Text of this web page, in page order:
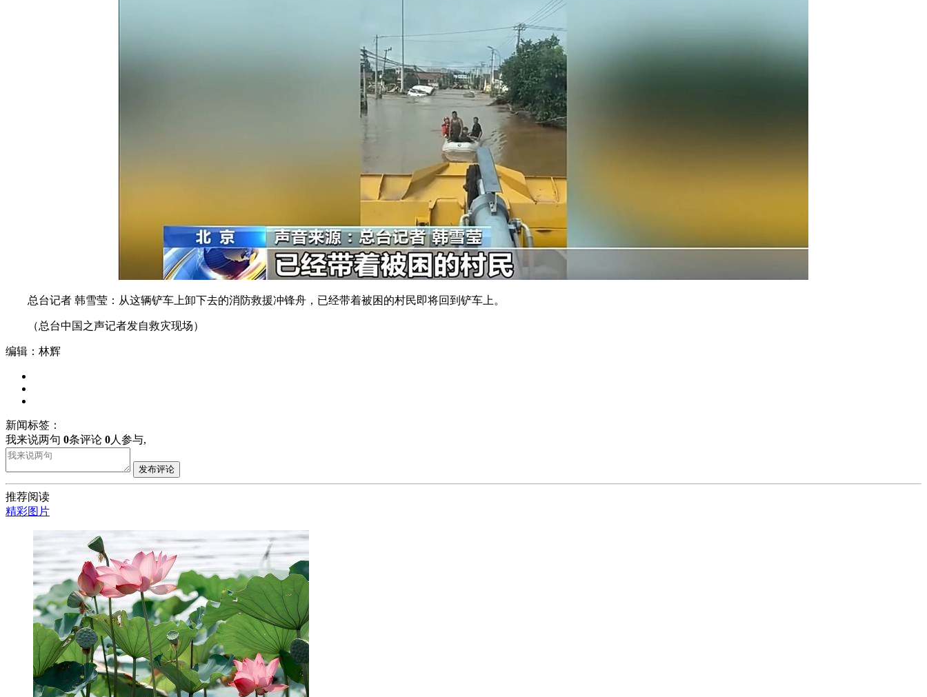
总台记者 韩雪莹：从这辆铲车上卸下去的消防救援冲锋舟，已经带着被困的村民即将回到铲车上。
（总台中国之声记者发自救灾现场）
编辑：林辉
新闻标签：
我来说两句 0条评论 0人参与,
发布评论
推荐阅读